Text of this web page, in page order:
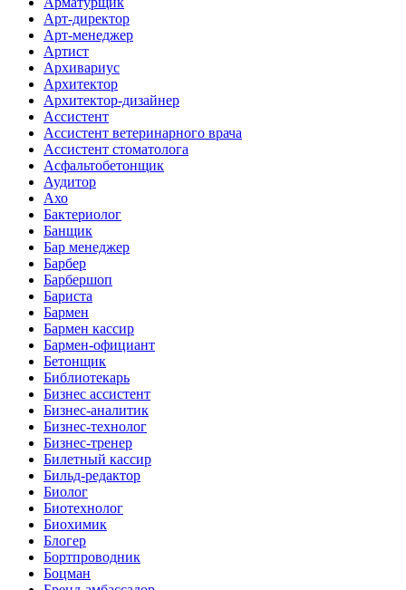
Арт-директор
Арт-менеджер
Артист
Архивариус
Архитектор
Архитектор-дизайнер
Ассистент
Ассистент ветеринарного врача
Ассистент стоматолога
Асфальтобетонщик
Аудитор
Ахо
Бактериолог
Банщик
Бар менеджер
Барбер
Барбершоп
Бариста
Бармен
Бармен кассир
Бармен-официант
Бетонщик
Библиотекарь
Бизнес ассистент
Бизнес-аналитик
Бизнес-технолог
Бизнес-тренер
Билетный кассир
Бильд-редактор
Биолог
Биотехнолог
Биохимик
Блогер
Бортпроводник
Боцман